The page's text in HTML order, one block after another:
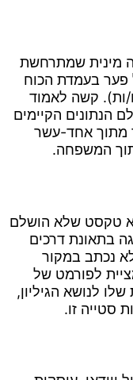
מינית שמתרחשת
בעמדת הכוח
ות). קשה לאמוד
הנתונים הקיימים
מתוך אחד-עשר
המשפחה.
טקסט שלא הושלם
בתאונת דרכים
2017. הוא גם לא נכתב במקור
לפורמט של
לנושא הגיליון,
סטייה זו.